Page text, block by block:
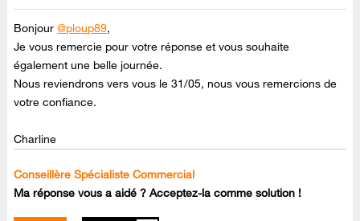
Bonjour@ploup89,
Je vous remercie pour votre réponse et vous souhaite
également une belle journée.
Nous reviendrons vers vous le 31/05, nous vous remercions de
votre confiance.
Charline
Conseillère Spécialiste Commercial
Ma réponse vous a aidé ? Acceptez-la comme solution !